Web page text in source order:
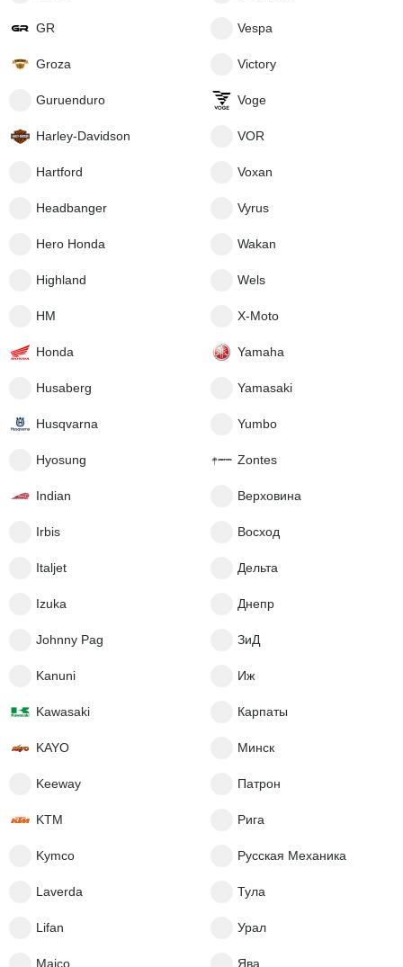
GR
Groza
Guruenduro
Harley-Davidson
Hartford
Headbanger
Hero Honda
Highland
HM
Honda
Husaberg
Husqvarna
Hyosung
Indian
Irbis
Italjet
Izuka
Johnny Pag
Kanuni
Kawasaki
KAYO
Keeway
KTM
Kymco
Laverda
Lifan
Maico
Vespa
Victory
Voge
VOR
Voxan
Vyrus
Wakan
Wels
X-Moto
Yamaha
Yamasaki
Yumbo
Zontes
Верховина
Восход
Дельта
Днепр
ЗиД
Иж
Карпаты
Минск
Патрон
Рига
Русская Механика
Тула
Урал
Ява